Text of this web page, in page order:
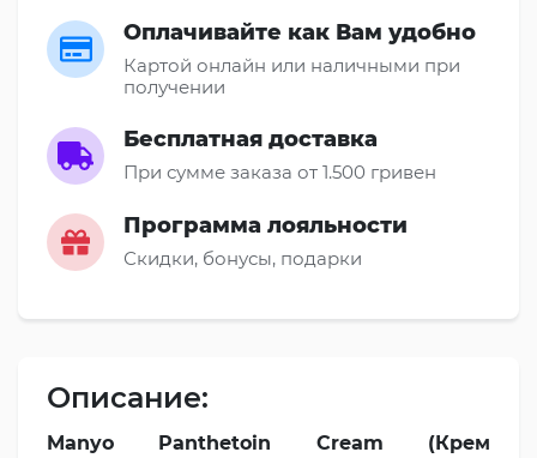
Оплачивайте как Вам удобно
Картой онлайн или наличными при
получении
Бесплатная доставка
При сумме заказа от 1.500 гривен
Программа лояльности
Скидки, бонусы, подарки
Описание:
Manyo Panthetoin Cream (Крем